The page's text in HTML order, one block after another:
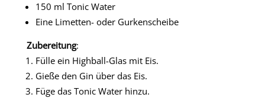
150 ml Tonic Water
Eine Limetten- oder Gurkenscheibe
Zubereitung:
Fülle ein Highball-Glas mit Eis.
Gieße den Gin über das Eis.
Füge das Tonic Water hinzu.